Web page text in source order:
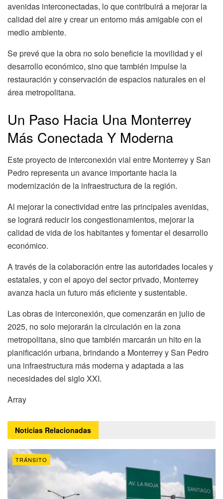
avenidas interconectadas, lo que contribuirá a mejorar la
calidad del aire y crear un entorno más amigable con el
medio ambiente.
Se prevé que la obra no solo beneficie la movilidad y el
desarrollo económico, sino que también impulse la
restauración y conservación de espacios naturales en el
área metropolitana.
Un Paso Hacia Una Monterrey
Más Conectada Y Moderna
Este proyecto de interconexión vial entre Monterrey y San
Pedro representa un avance importante hacia la
modernización de la infraestructura de la región.
Al mejorar la conectividad entre las principales avenidas,
se logrará reducir los congestionamientos, mejorar la
calidad de vida de los habitantes y fomentar el desarrollo
económico.
A través de la colaboración entre las autoridades locales y
estatales, y con el apoyo del sector privado, Monterrey
avanza hacia un futuro más eficiente y sustentable.
Las obras de interconexión, que comenzarán en julio de
2025, no solo mejorarán la circulación en la zona
metropolitana, sino que también marcarán un hito en la
planificación urbana, brindando a Monterrey y San Pedro
una infraestructura más moderna y adaptada a las
necesidades del siglo XXI.
Array
Noticias Relacionadas
TRÁNSITO